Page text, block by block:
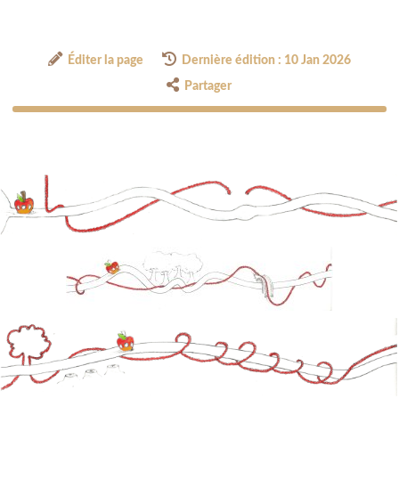
Éditer la page Dernière édition : 10 Jan 2026
Partager